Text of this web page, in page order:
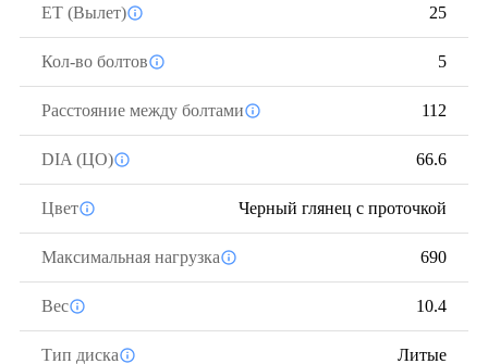
ЕТ (Вылет) 25
Кол-во болтов 5
Расстояние между болтами 112
DIA (ЦО) 66.6
Цвет Черный глянец с проточкой
Максимальная нагрузка 690
Вес 10.4
Тип диска Литые